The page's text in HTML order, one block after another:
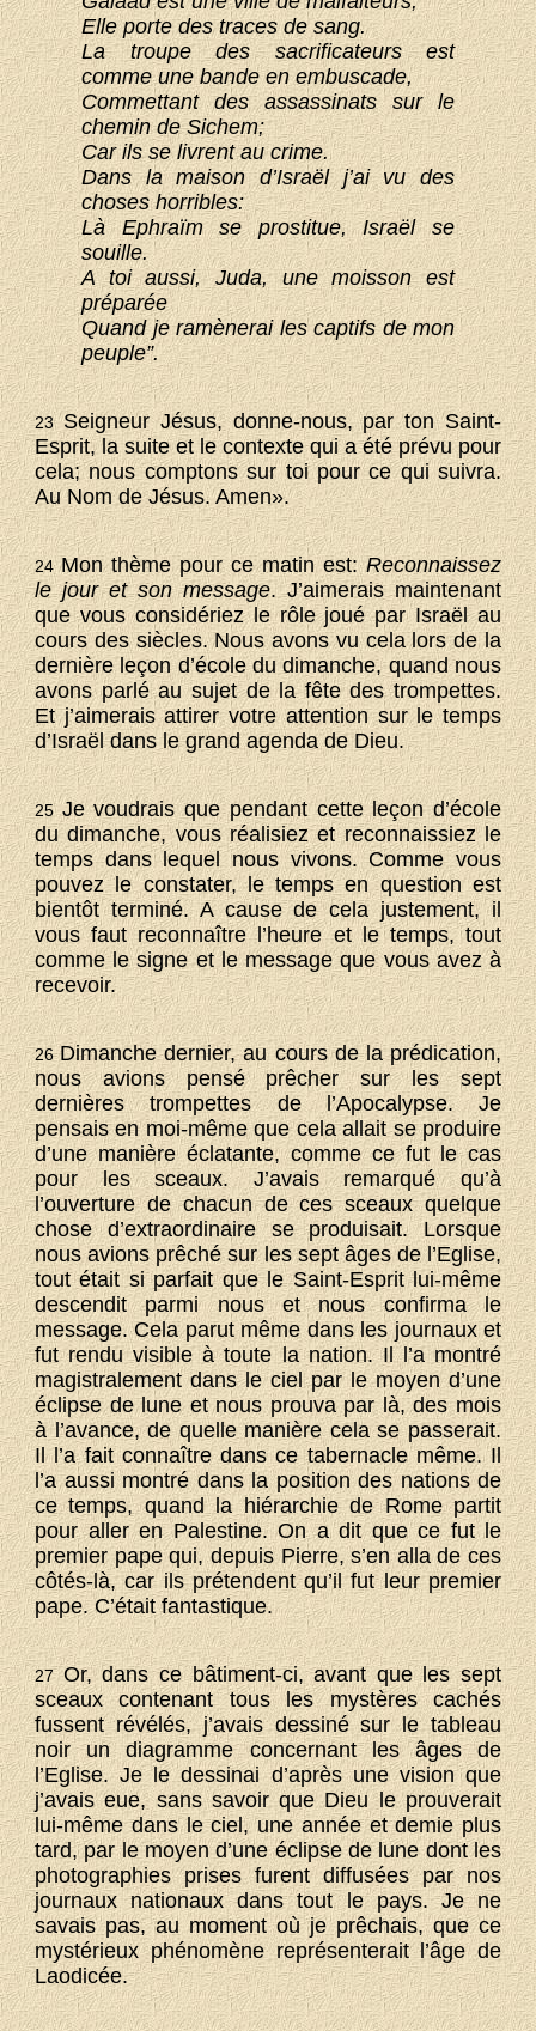
Elle porte des traces de sang.
La troupe des sacrificateurs est
comme une bande en embuscade,
Commettant des assassinats sur le
chemin de Sichem;
Car ils se livrent au crime.
Dans la maison d’Israël j’ai vu des
choses horribles:
Là Ephraïm se prostitue, Israël se
souille.
A toi aussi, Juda, une moisson est
préparée
Quand je ramènerai les captifs de mon
peuple”.
23Seigneur Jésus, donne-nous, par ton Saint-
Esprit, la suite et le contexte qui a été prévu pour
cela; nous comptons sur toi pour ce qui suivra.
Au Nom de Jésus. Amen».
24Mon thème pour ce matin est:Reconnaissez
le jour et son message. J’aimerais maintenant
que vous considériez le rôle joué par Israël au
cours des siècles. Nous avons vu cela lors de la
dernière leçon d’école du dimanche, quand nous
avons parlé au sujet de la fête des trompettes.
Et j’aimerais attirer votre attention sur le temps
d’Israël dans le grand agenda de Dieu.
25Je voudrais que pendant cette leçon d’école
du dimanche, vous réalisiez et reconnaissiez le
temps dans lequel nous vivons. Comme vous
pouvez le constater, le temps en question est
bientôt terminé. A cause de cela justement, il
vous faut reconnaître l’heure et le temps, tout
comme le signe et le message que vous avez à
recevoir.
26Dimanche dernier, au cours de la prédication,
nous avions pensé prêcher sur les sept
dernières trompettes de l’Apocalypse. Je
pensais en moi-même que cela allait se produire
d’une manière éclatante, comme ce fut le cas
pour les sceaux. J’avais remarqué qu’à
l’ouverture de chacun de ces sceaux quelque
chose d’extraordinaire se produisait. Lorsque
nous avions prêché sur les sept âges de l’Eglise,
tout était si parfait que le Saint-Esprit lui-même
descendit parmi nous et nous confirma le
message. Cela parut même dans les journaux et
fut rendu visible à toute la nation. Il l’a montré
magistralement dans le ciel par le moyen d’une
éclipse de lune et nous prouva par là, des mois
à l’avance, de quelle manière cela se passerait.
Il l’a fait connaître dans ce tabernacle même. Il
l’a aussi montré dans la position des nations de
ce temps, quand la hiérarchie de Rome partit
pour aller en Palestine. On a dit que ce fut le
premier pape qui, depuis Pierre, s’en alla de ces
côtés-là, car ils prétendent qu’il fut leur premier
pape. C’était fantastique.
27Or, dans ce bâtiment-ci, avant que les sept
sceaux contenant tous les mystères cachés
fussent révélés, j’avais dessiné sur le tableau
noir un diagramme concernant les âges de
l’Eglise. Je le dessinai d’après une vision que
j’avais eue, sans savoir que Dieu le prouverait
lui-même dans le ciel, une année et demie plus
tard, par le moyen d’une éclipse de lune dont les
photographies prises furent diffusées par nos
journaux nationaux dans tout le pays. Je ne
savais pas, au moment où je prêchais, que ce
mystérieux phénomène représenterait l’âge de
Laodicée.